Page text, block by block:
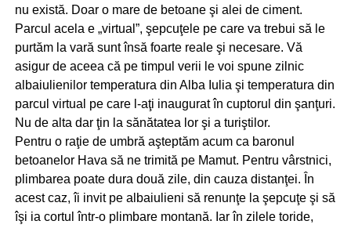
nu există. Doar o mare de betoane şi alei de ciment.
Parcul acela e „virtual”, şepcuţele pe care va trebui să le
purtăm la vară sunt însă foarte reale şi necesare. Vă
asigur de aceea că pe timpul verii le voi spune zilnic
albaiulienilor temperatura din Alba Iulia şi temperatura din
parcul virtual pe care l-aţi inaugurat în cuptorul din şanţuri.
Nu de alta dar ţin la sănătatea lor şi a turiştilor.
Pentru o raţie de umbră aşteptăm acum ca baronul
betoanelor Hava să ne trimită pe Mamut. Pentru vârstnici,
plimbarea poate dura două zile, din cauza distanţei. În
acest caz, îi invit pe albaiulieni să renunţe la şepcuţe şi să
îşi ia cortul într-o plimbare montană. Iar în zilele toride,